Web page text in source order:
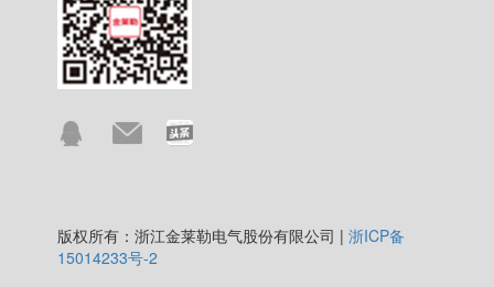
版权所有：浙江金莱勒电气股份有限公司 |浙ICP备
15014233号-2